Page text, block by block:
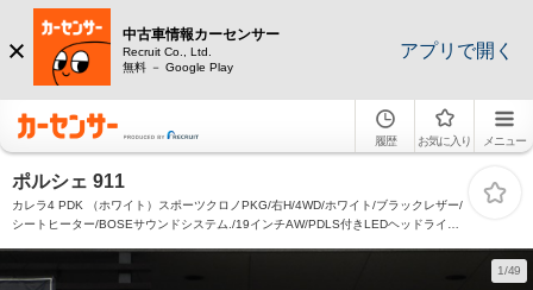
中古車情報カーセンサー
Recruit Co., Ltd.
無料 － Google Play
アプリで開く
履歴 お気に入り メニュー
ポルシェ 911
カレラ4 PDK （ホワイト）スポーツクロノPKG/右H/4WD/ホワイト/ブラックレザー/
シートヒーター/BOSEサウンドシステム./19インチAW/PDLS付きLEDヘッドライト/
1/49